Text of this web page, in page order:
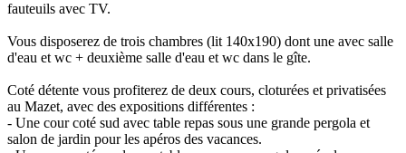
fauteuils avec TV.
Vous disposerez de trois chambres (lit 140x190) dont une avec salle
d'eau et wc + deuxième salle d'eau et wc dans le gîte.
Coté détente vous profiterez de deux cours, cloturées et privatisées
au Mazet, avec des expositions différentes :
- Une cour coté sud avec table repas sous une grande pergola et
salon de jardin pour les apéros des vacances.